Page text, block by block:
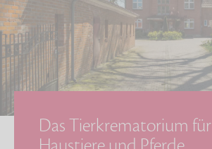
Das Tierkrematorium für